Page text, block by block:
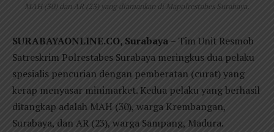
MAH (30) dan AR (23) yang diamankan di Mapolrestabes Surabaya.
SURABAYAONLINE.CO, Surabaya– Tim Unit Resmob
Satreskrim Polrestabes Surabaya meringkus dua pelaku
spesialis pencurian dengan pemberatan (curat) yang
kerap menyasar minimarket. Kedua pelaku yang berhasil
ditangkap adalah MAH (30), warga Krembangan,
Surabaya, dan AR (23), warga Sampang, Madura.